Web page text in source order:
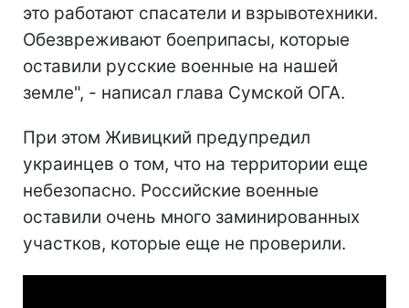
это работают спасатели и взрывотехники.
Обезвреживают боеприпасы, которые
оставили русские военные на нашей
земле", - написал глава Сумской ОГА.
При этом Живицкий предупредил
украинцев о том, что на территории еще
небезопасно. Российские военные
оставили очень много заминированных
участков, которые еще не проверили.